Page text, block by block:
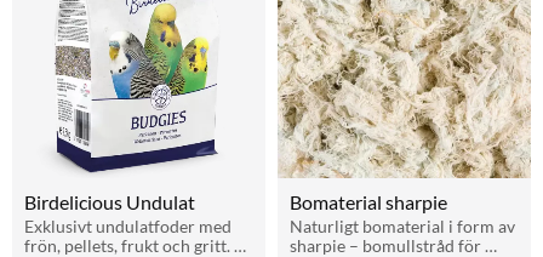
Birdelicious Undulat
Exklusivt undulatfoder med
frön, pellets, frukt och gritt.
Bomaterial sharpie
Naturligt bomaterial i form av
sharpie – bomullstråd för